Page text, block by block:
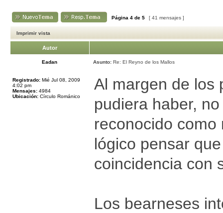
Página 4 de 5 [ 41 mensajes ]
Imprimir vista
Autor
Eadan Asunto: Re: El Reyno de los Mallos
Registrado: Mié Jul 08, 2009
4:02 pm
Mensajes: 4984
Ubicación: Círculo Románico
Al margen de los
pudiera haber,
reconocido
lógico pensar
coincidencia con
Los bearneses